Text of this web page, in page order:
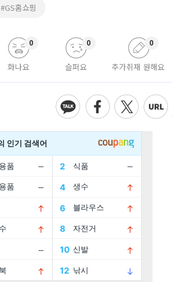
#GS홈쇼핑
화나요
0
슬퍼요
0
추가취재 원해요
0